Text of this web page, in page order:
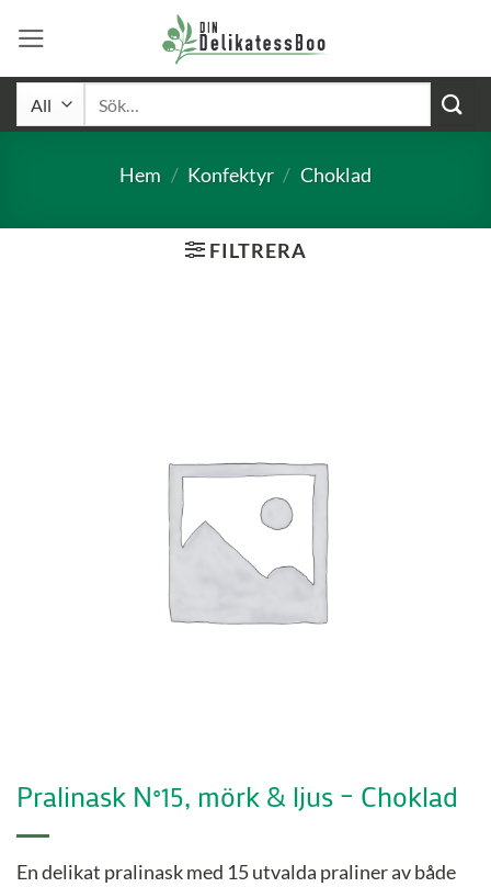
content
Hem / Konfektyr / Choklad
FILTRERA
Pralinask N°15, mörk & ljus – Choklad
En delikat pralinask med 15 utvalda praliner av både